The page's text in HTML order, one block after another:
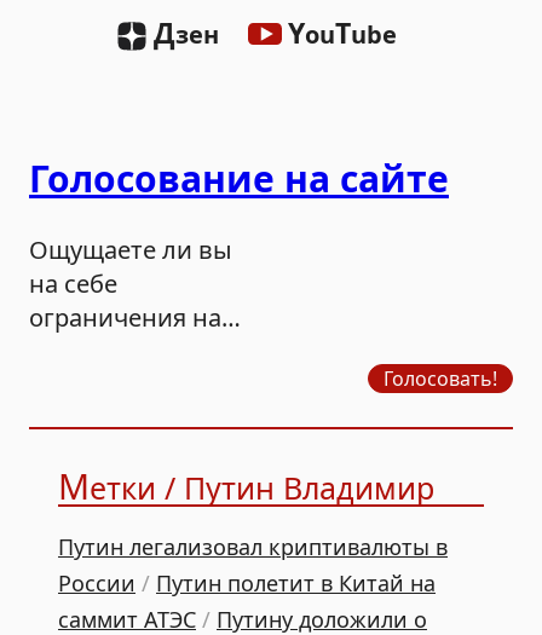
Дзен YouTube
Голосование на сайте
Ощущаете ли вы
на себе
ограничения на
Голосовать!
Метки / Путин Владимир
Путин легализовал криптивалюты в
России / Путин полетит в Китай на
саммит АТЭС / Путину доложили о